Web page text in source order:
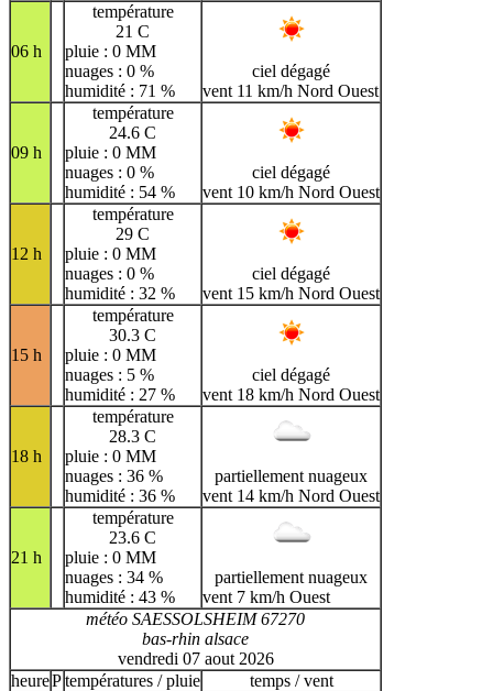
06 h
température
21 C
pluie : 0 MM
nuages : 0 %
humidité : 71 %
ciel dégagé
vent 11 km/h Nord Ouest
09 h
température
24.6 C
pluie : 0 MM
nuages : 0 %
humidité : 54 %
ciel dégagé
vent 10 km/h Nord Ouest
12 h
température
29 C
pluie : 0 MM
nuages : 0 %
humidité : 32 %
ciel dégagé
vent 15 km/h Nord Ouest
15 h
température
30.3 C
pluie : 0 MM
nuages : 5 %
humidité : 27 %
ciel dégagé
vent 18 km/h Nord Ouest
18 h
température
28.3 C
pluie : 0 MM
nuages : 36 %
humidité : 36 %
partiellement nuageux
vent 14 km/h Nord Ouest
21 h
température
23.6 C
pluie : 0 MM
nuages : 34 %
humidité : 43 %
partiellement nuageux
vent 7 km/h Ouest
météo SAESSOLSHEIM 67270
bas-rhin alsace
vendredi 07 aout 2026
heurePtempératures / pluie temps / vent